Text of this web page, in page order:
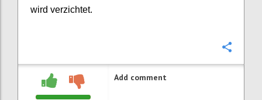
wird verzichtet.
Add comment